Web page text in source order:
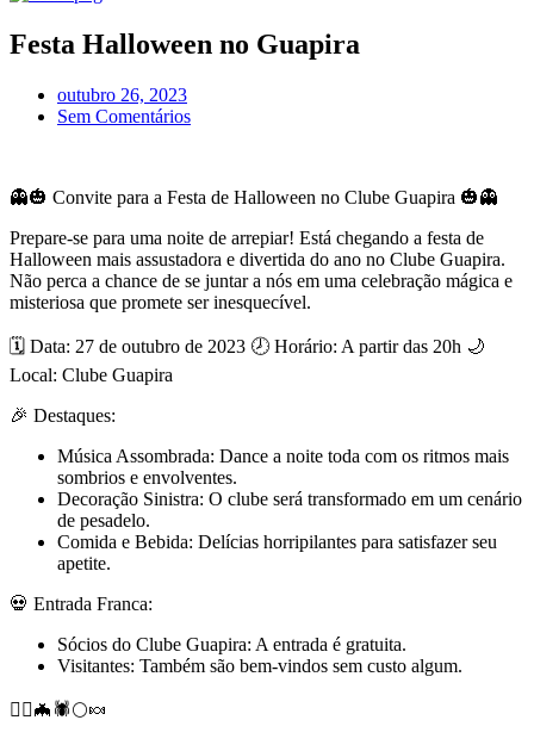
Festa Halloween no Guapira
outubro 26, 2023
Sem Comentários
👻🎃 Convite para a Festa de Halloween no Clube Guapira 🎃👻
Prepare-se para uma noite de arrepiar! Está chegando a festa de
Halloween mais assustadora e divertida do ano no Clube Guapira.
Não perca a chance de se juntar a nós em uma celebração mágica e
misteriosa que promete ser inesquecível.
🗓️ Data: 27 de outubro de 2023 🕗 Horário: A partir das 20h 🌙
Local: Clube Guapira
🎉 Destaques:
Música Assombrada: Dance a noite toda com os ritmos mais
sombrios e envolventes.
Decoração Sinistra: O clube será transformado em um cenário
de pesadelo.
Comida e Bebida: Delícias horripilantes para satisfazer seu
apetite.
💀 Entrada Franca:
Sócios do Clube Guapira: A entrada é gratuita.
Visitantes: Também são bem-vindos sem custo algum.
🧙‍♀️🦇🕷️🌕🍬